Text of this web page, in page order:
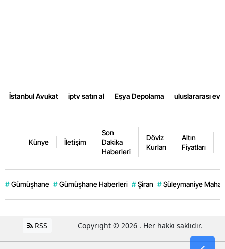
Düzce
İstanbul Avukat iptv satın al Eşya Depolama uluslararası
Künye İletişim
Son
Dakika
Haberleri
Döviz
Kurları
Altın
Fiyatları
# Gümüşhane # Gümüşhane Haberleri # Şiran # Süleymaniye
RSS Copyright © 2026 . Her hakkı saklıdır.